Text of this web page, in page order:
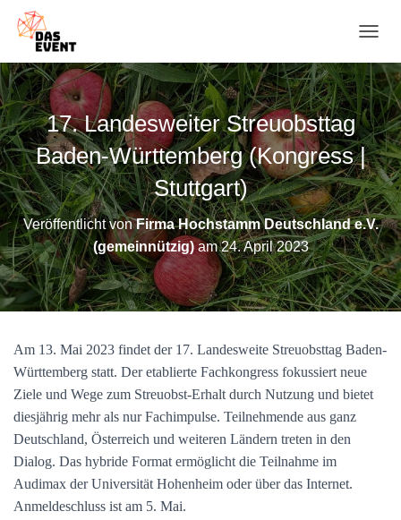
A
V
I
G
A
T
I
O
N
U
M
S
C
H
A
E
17. Landesweiter Streuobsttag
Baden-Württemberg (Kongress |
Stuttgart)
Veröffentlicht vonFirma Hochstamm Deutschland e.V.
(gemeinnützig)am24. April 2023
Am 13. Mai 2023 findet der 17. Landesweite Streuobsttag Baden-
Württemberg statt. Der etablierte Fachkongress fokussiert neue
Ziele und Wege zum Streuobst-Erhalt durch Nutzung und bietet
diesjährig mehr als nur Fachimpulse. Teilnehmende aus ganz
Deutschland, Österreich und weiteren Ländern treten in den
Dialog. Das hybride Format ermöglicht die Teilnahme im
Audimax der Universität Hohenheim oder über das Internet.
Anmeldeschluss ist am 5. Mai.